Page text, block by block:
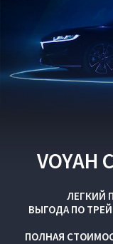
VOYAH
ЛЕГКИЙ
ВЫГОДА ПО
ПОЛНАЯ